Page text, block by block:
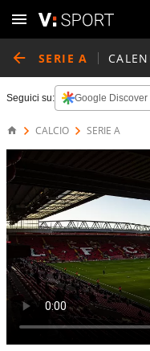
SERIE A
Seguici su: Google Discover
CALCIO SERIE A